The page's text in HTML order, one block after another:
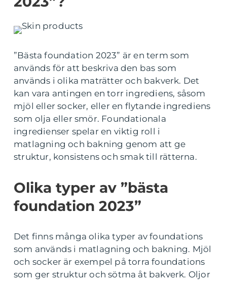
”Bästa foundation 2023” är en term som
används för att beskriva den bas som
används i olika maträtter och bakverk. Det
kan vara antingen en torr ingrediens, såsom
mjöl eller socker, eller en flytande ingrediens
som olja eller smör. Foundationala
ingredienser spelar en viktig roll i
matlagning och bakning genom att ge
struktur, konsistens och smak till rätterna.
Olika typer av ”bästa
foundation 2023”
Det finns många olika typer av foundations
som används i matlagning och bakning. Mjöl
och socker är exempel på torra foundations
som ger struktur och sötma åt bakverk. Oljor